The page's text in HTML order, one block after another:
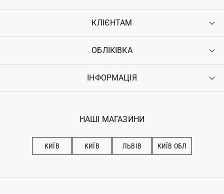
КЛІЄНТАМ
Контакти
Повернення
Гарантія
ОБЛІКІВКА
Увійти
Ostriv Club+
ІНФОРМАЦІЯ
Наші магазини
Рекомендації з догляду
НАШІ МАГАЗИНИ
КИЇВ КИЇВ ЛЬВІВ КИЇВ ОБЛ